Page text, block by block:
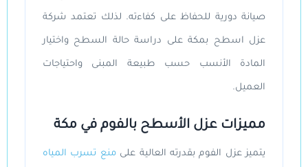
صيانة دورية للحفاظ على كفاءته. لذلك تعتمد شركة
عزل اسطح بمكةعلى دراسة حالة السطح واختيار
المادة الأنسب حسب طبيعة المبنى واحتياجات
العميل.
مميزات عزل الأسطح بالفوم في مكة
يتميز عزل الفوم بقدرته العالية علىمنع تسرب المياه